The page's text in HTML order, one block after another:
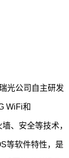
光公司自主研发
WiFi和
、安全等技术，
等软件特性，是